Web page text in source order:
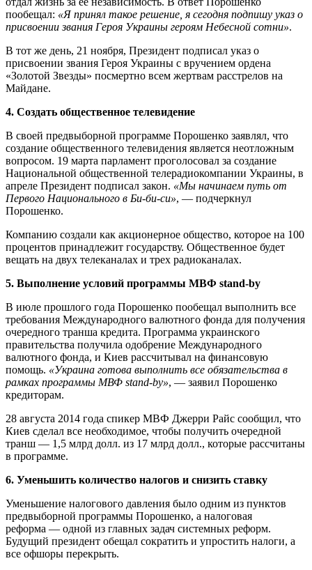
пообещал: «Я принял такое решение, я сегодня подпишу указ о
присвоении звания Героя Украины героям Небесной сотни».
В тот же день, 21 ноября, Президент подписал указ о
присвоении звания Героя Украины с вручением ордена
«Золотой Звезды» посмертно всем жертвам расстрелов на
Майдане.
4. Создать общественное телевидение
В своей предвыборной программе Порошенко заявлял, что
создание общественного телевидения является неотложным
вопросом. 19 марта парламент проголосовал за создание
Национальной общественной телерадиокомпании Украины, в
апреле Президент подписал закон. «Мы начинаем путь от
Первого Национального в Би-би-си», — подчеркнул
Порошенко.
Компанию создали как акционерное общество, которое на 100
процентов принадлежит государству. Общественное будет
вещать на двух телеканалах и трех радиоканалах.
5. Выполнение условий программы МВФ stand-by
В июле прошлого года Порошенко пообещал выполнить все
требования Международного валютного фонда для получения
очередного транша кредита. Программа украинского
правительства получила одобрение Международного
валютного фонда, и Киев рассчитывал на финансовую
помощь. «Украина готова выполнить все обязательства в
рамках программы МВФ stand-by», — заявил Порошенко
кредиторам.
28 августа 2014 года спикер МВФ Джерри Райс сообщил, что
Киев сделал все необходимое, чтобы получить очередной
транш — 1,5 млрд долл. из 17 млрд долл., которые рассчитаны
в программе.
6. Уменьшить количество налогов и снизить ставку
Уменьшение налогового давления было одним из пунктов
предвыборной программы Порошенко, а налоговая
реформа — одной из главных задач системных реформ.
Будущий президент обещал сократить и упростить налоги, а
все офшоры перекрыть.